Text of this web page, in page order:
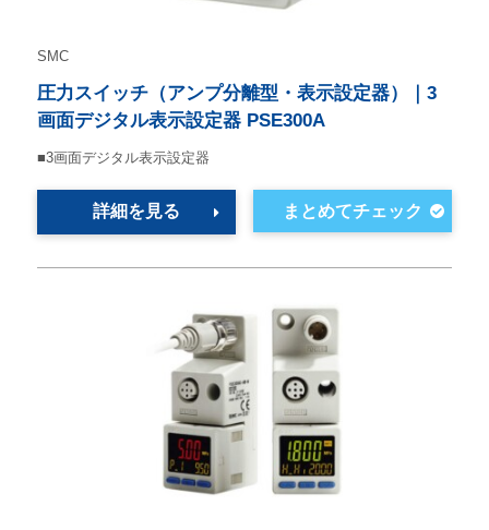
SMC
圧力スイッチ（アンプ分離型・表示設定器）｜3
画面デジタル表示設定器 PSE300A
■3画面デジタル表示設定器
詳細を見る